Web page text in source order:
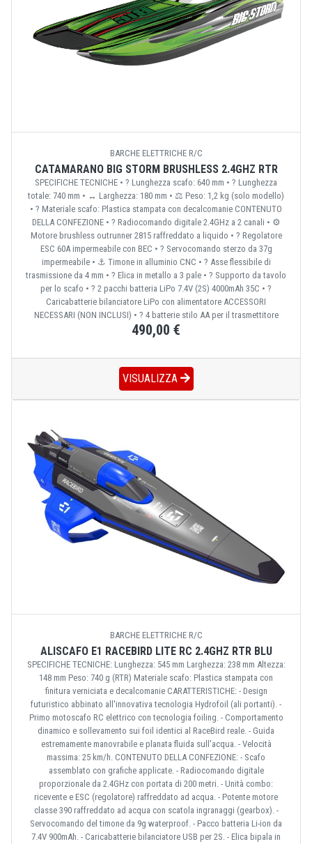
BARCHE ELETTRICHE R/C
CATAMARANO BIG STORM BRUSHLESS 2.4GHZ RTR
SPECIFICHE TECNICHE • ? Lunghezza scafo: 640 mm • ? Lunghezza
totale: 740 mm • ↔️ Larghezza: 180 mm • ⚖️ Peso: 1,2 kg (solo modello)
• ?️ Materiale scafo: Plastica stampata con decalcomanie CONTENUTO
DELLA CONFEZIONE • ? Radiocomando digitale 2.4GHz a 2 canali • ⚙️
Motore brushless outrunner 2815 raffreddato a liquido • ? Regolatore
ESC 60A impermeabile con BEC • ?️ Servocomando sterzo da 37g
impermeabile • ⚓ Timone in alluminio CNC • ? Asse flessibile di
trasmissione da 4 mm • ? Elica in metallo a 3 pale • ? Supporto da tavolo
per lo scafo • ? 2 pacchi batteria LiPo 7.4V (2S) 4000mAh 35C • ?
Caricabatterie bilanciatore LiPo con alimentatore ACCESSORI
NECESSARI (NON INCLUSI) • ? 4 batterie stilo AA per il trasmettitore
490,00 €
VISUALIZZA
BARCHE ELETTRICHE R/C
ALISCAFO E1 RACEBIRD LITE RC 2.4GHZ RTR BLU
SPECIFICHE TECNICHE: Lunghezza: 545 mm Larghezza: 238 mm Altezza:
148 mm Peso: 740 g (RTR) Materiale scafo: Plastica stampata con
finitura verniciata e decalcomanie CARATTERISTICHE: - Design
futuristico abbinato all'innovativa tecnologia Hydrofoil (ali portanti). -
Primo motoscafo RC elettrico con tecnologia foiling. - Comportamento
dinamico e sollevamento sui foil identici al RaceBird reale. - Guida
estremamente manovrabile e planata fluida sull'acqua. - Velocità
massima: 25 km/h. CONTENUTO DELLA CONFEZIONE: - Scafo
assemblato con grafiche applicate. - Radiocomando digitale
proporzionale da 2.4GHz con portata di 200 metri. - Unità combo:
ricevente e ESC (regolatore) raffreddato ad acqua. - Potente motore
classe 390 raffreddato ad acqua con scatola ingranaggi (gearbox). -
Servocomando del timone da 9g waterproof. - Pacco batteria Li-ion da
7.4V 900mAh. - Caricabatterie bilanciatore USB per 2S. - Elica bipala in